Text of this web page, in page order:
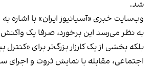
شد.
وب‌سایت خبری «آسیانیوز ایران» با اشاره
به نظر می‌رسد این برخورد، صرفا یک
بلکه بخشی از یک کارزار بزرگ‌تر برای
اجتماعی، مقابله با نمایش ثروت و اجرای